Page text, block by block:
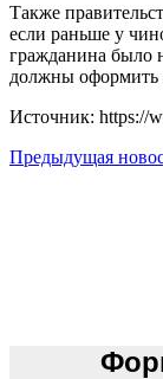
Также
если раньше у
гражданина было
должны оформить
Источник: https://
Предыдущая